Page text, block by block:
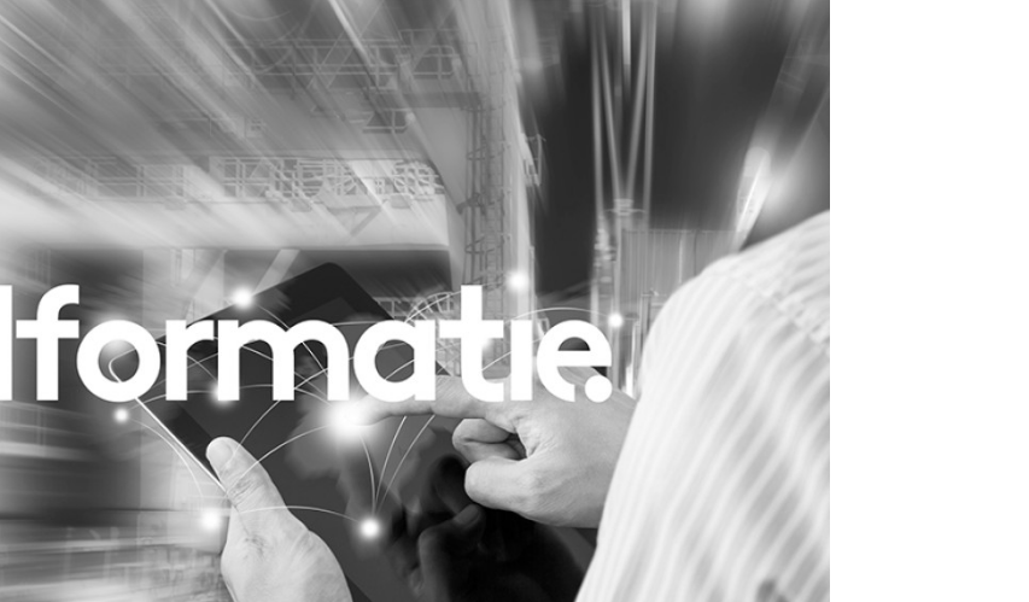
Purpose Marketing
Reputatie & crisis